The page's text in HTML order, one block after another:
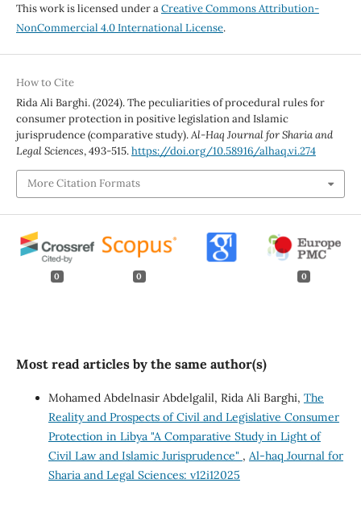
This work is licensed under aCreative Commons Attribution-
NonCommercial 4.0 International License.
How to Cite
Rida Ali Barghi. (2024). The peculiarities of procedural rules for
consumer protection in positive legislation and Islamic
jurisprudence (comparative study).Al-Haq Journal for Sharia and
Legal Sciences, 493-515.https://doi.org/10.58916/alhaq.vi.274
More Citation Formats
0 0 0
Most read articles by the same author(s)
Mohamed Abdelnasir Abdelgalil, Rida Ali Barghi, The
Reality and Prospects of Civil and Legislative Consumer
Protection in Libya "A Comparative Study in Light of
Civil Law and Islamic Jurisprudence" , Al-haq Journal for
Sharia and Legal Sciences: v12i12025